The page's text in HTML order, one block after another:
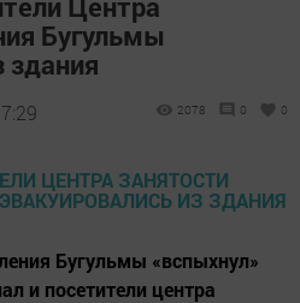
Бугульмы
здания
2078 0 0
Бугульмы «вспыхнул»
и посетители центра